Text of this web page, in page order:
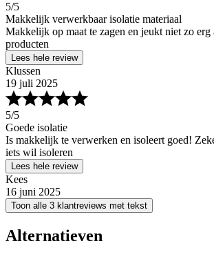
5/5
Makkelijk verwerkbaar isolatie materiaal
Makkelijk op maat te zagen en jeukt niet zo erg
producten
Lees hele review
Klussen
19 juli 2025
5/5
Goede isolatie
Is makkelijk te verwerken en isoleert goed!
iets wil isoleren
Lees hele review
Kees
16 juni 2025
Toon alle 3 klantreviews met tekst
Alternatieven